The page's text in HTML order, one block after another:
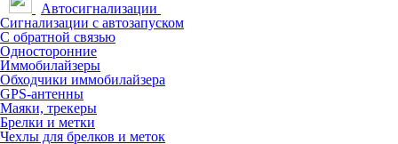
Автосигнализации
Сигнализации с автозапуском
С обратной связью
Односторонние
Иммобилайзеры
Обходчики иммобилайзера
GPS-антенны
Маяки, трекеры
Брелки и метки
Чехлы для брелков и меток